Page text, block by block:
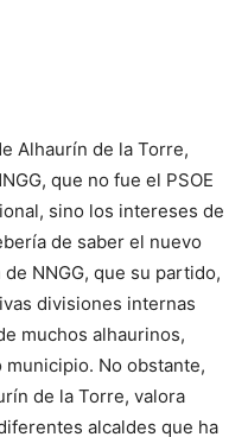
Alhaurín de la Torre,
que no fue el PSOE
sino los intereses de
de saber el nuevo
NNGG, que su partido,
divisiones internas
muchos alhaurinos,
No obstante,
de la Torre, valora
alcaldes que ha